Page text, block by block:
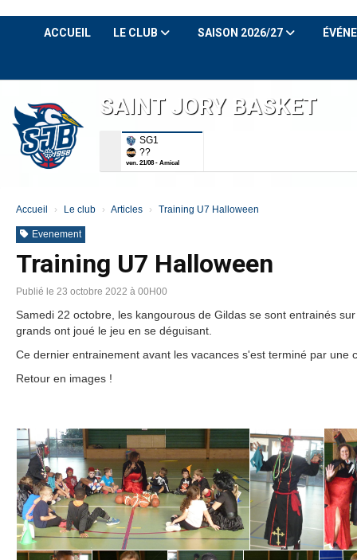
ACCUEIL LE CLUB SAISON 2026/27
SAINT JORY BASKET
SG1
??
ven. 21/08 - Amical
Accueil Le club Articles Training U7 Halloween
Evenement
Training U7 Halloween
Publié le 23 octobre 2022 à 00H00
Samedi 22 octobre, les kangourous de Gildas se sont entrainés
grands ont joué le jeu en se déguisant.
Ce dernier entrainement avant les vacances s'est terminé par une
Retour en images !